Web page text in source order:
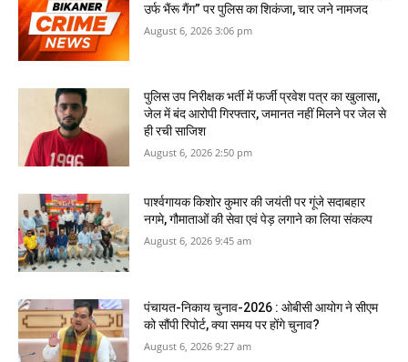
उर्फ भैंरू गैंग” पर पुलिस का शिकंजा, चार जने नामजद
August 6, 2026 3:06 pm
पुलिस उप निरीक्षक भर्ती में फर्जी प्रवेश पत्र का खुलासा,
जेल में बंद आरोपी गिरफ्तार, जमानत नहीं मिलने पर जेल से
ही रची साजिश
August 6, 2026 2:50 pm
पार्श्वगायक किशोर कुमार की जयंती पर गूंजे सदाबहार
नगमे, गौमाताओं की सेवा एवं पेड़ लगाने का लिया संकल्प
August 6, 2026 9:45 am
पंचायत-निकाय चुनाव-2026 : ओबीसी आयोग ने सीएम
को सौंपी रिपोर्ट, क्‍या समय पर होंगे चुनाव?
August 6, 2026 9:27 am